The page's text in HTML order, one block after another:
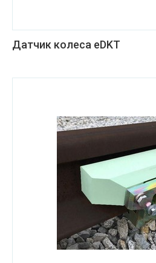
Датчик колеса eDKT